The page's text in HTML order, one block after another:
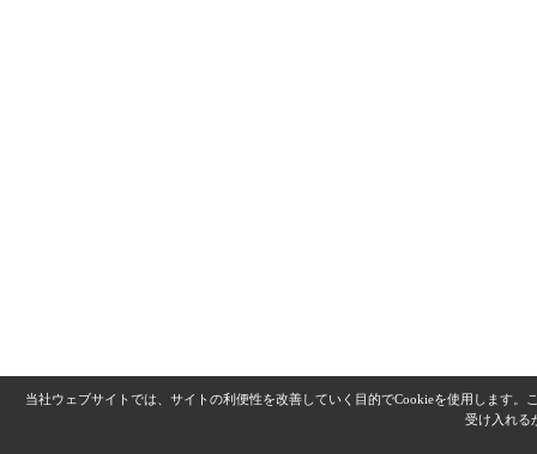
当社ウェブサイトでは、サイトの利便性を改善していく目的でCookieを使用します
受け入れる